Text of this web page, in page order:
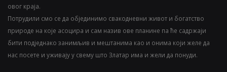
овог краја.
Потрудили смо се да објединимо свакодневни живот и богатство
природе на које асоцира и сам назив ове планине па ће садржаји
бити подједнако занимљив и мештанима као и онима који желе да
нас посете и уживају у свему што Златар има и жели да понуди.